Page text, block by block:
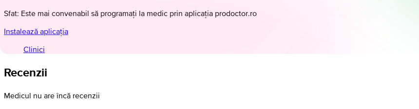
Sfat: Este mai convenabil să programați la medic prin aplicația prodoctor.ro
Instalează aplicația
Clinici
Recenzii
Medicul nu are încă recenzii